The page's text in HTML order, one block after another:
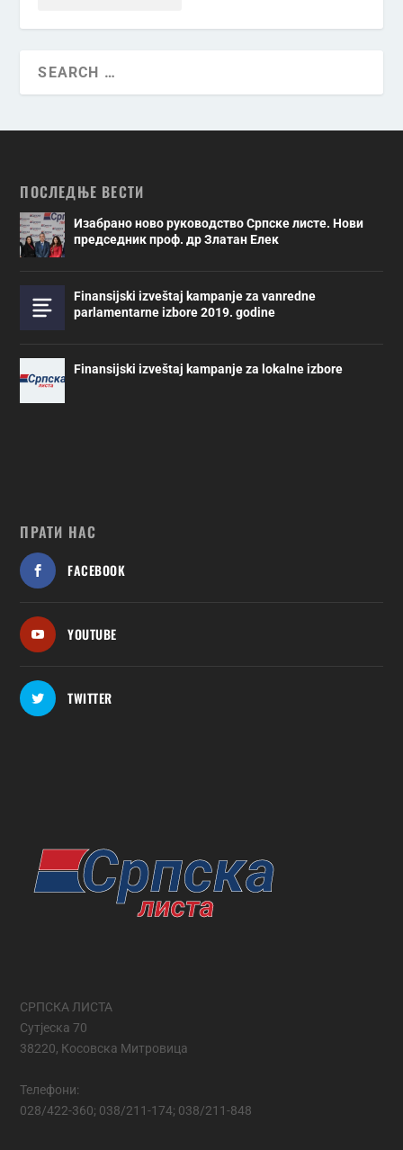
ПОСЛЕДЊЕ ВЕСТИ
Изабрано ново руководство Српске листе. Нови
председник проф. др Златан Елек
Finansijski izveštaj kampanje za vanredne
parlamentarne izbore 2019. godine
Finansijski izveštaj kampanje za lokalne izbore
ПРАТИ НАС
FACEBOOK
YOUTUBE
TWITTER
СРПСКА ЛИСТА
Сутјеска 70
38220, Косовска Митровица
Телефони:
028/422-360; 038/211-174; 038/211-848